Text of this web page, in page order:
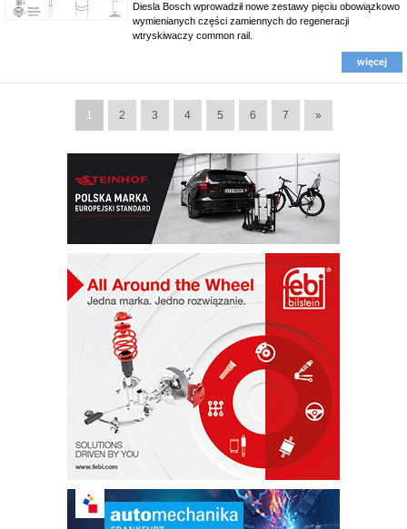
Diesla Bosch wprowadził nowe zestawy pięciu obowiązkowo
wymienianych części zamiennych do regeneracji
wtryskiwaczy common rail.
więcej
1 2 3 4 5 6 7 »